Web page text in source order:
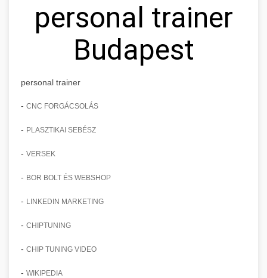
personal trainer
Budapest
personal trainer
- CNC FORGÁCSOLÁS
- PLASZTIKAI SEBÉSZ
- VERSEK
- BOR BOLT ÉS WEBSHOP
- LINKEDIN MARKETING
- CHIPTUNING
- CHIP TUNING VIDEO
- WIKIPEDIA